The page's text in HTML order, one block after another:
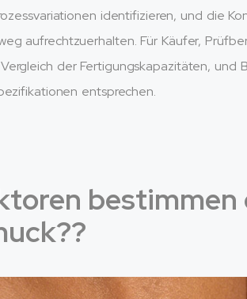
identifizieren, und die
aufrechtzuerhalten. Für Käufer,
der Fertigungskapazitäten, und
entsprechen.